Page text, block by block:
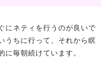
にネティを行うのが良いで
うちに行って、それから瞑
に毎朝続けています。